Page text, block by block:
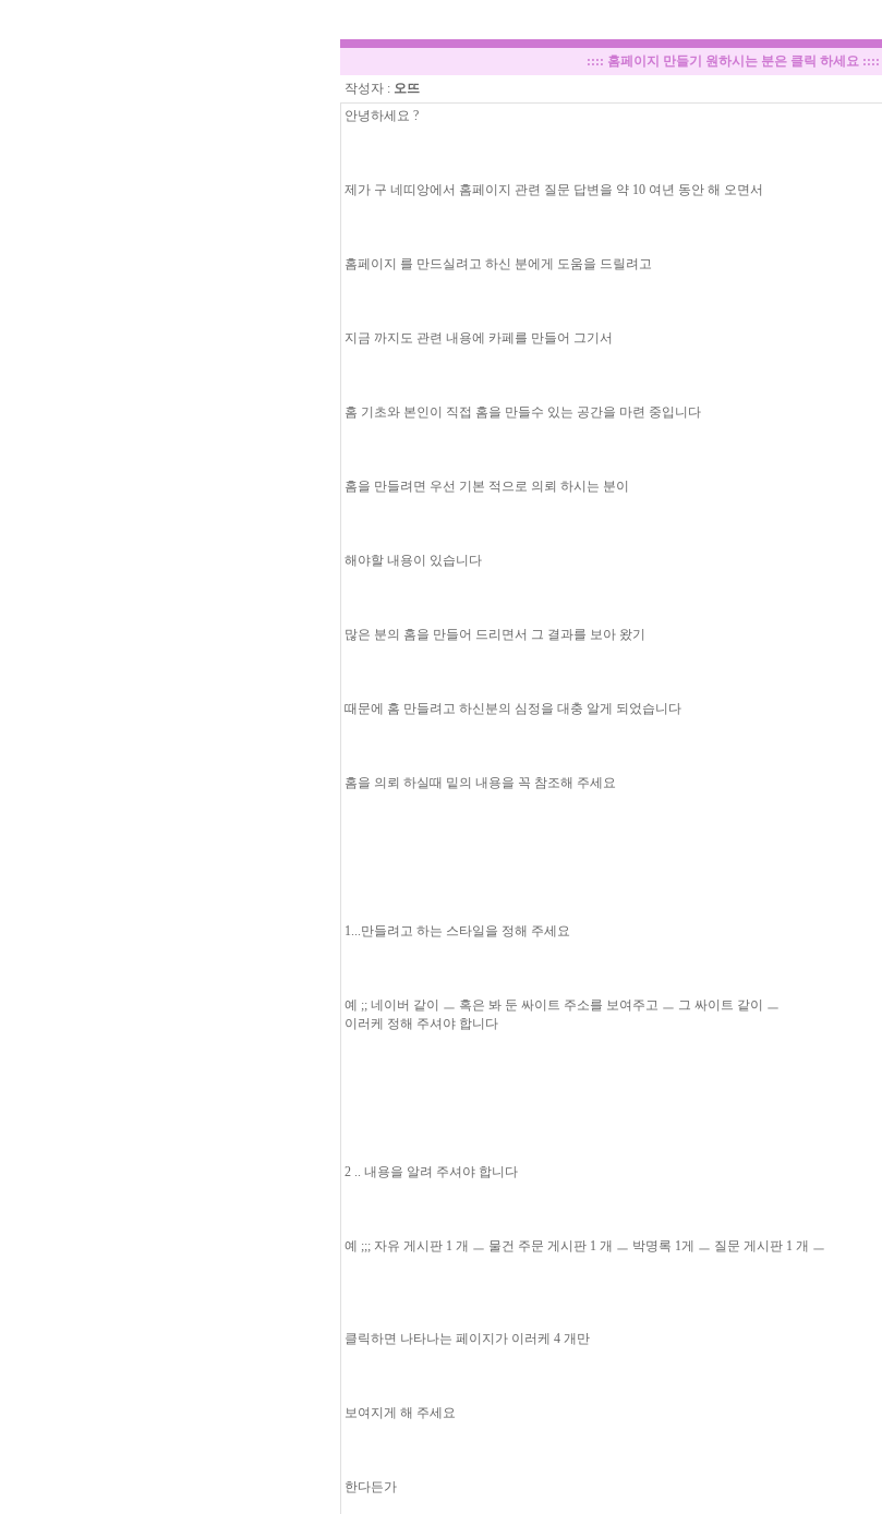
:::: 홈페이지 만들기 원하시는 분은 클릭 하세요::::
작성자 : 오뜨
안녕하세요 ?
제가 구 네띠앙에서 홈페이지 관련 질문 답변을 약 10 여년 동안 해 오면서
홈페이지 를 만드실려고 하신 분에게 도움을 드릴려고
지금 까지도 관련 내용에 카페를 만들어 그기서
홈 기초와 본인이 직접 홈을 만들수 있는 공간을 마련 중입니다
홈을 만들려면 우선 기본 적으로 의뢰 하시는 분이
해야할 내용이 있습니다
많은 분의 홈을 만들어 드리면서 그 결과를 보아 왔기
때문에 홈 만들려고 하신분의 심정을 대충 알게 되었습니다
홈을 의뢰 하실때 밑의 내용을 꼭 참조해 주세요
1...만들려고 하는 스타일을 정해 주세요
예 ;; 네이버 같이 ㅡ 혹은 봐 둔 싸이트 주소를 보여주고 ㅡ 그 싸이트 같이 ㅡ
이러케 정해 주셔야 합니다
2 .. 내용을 알려 주셔야 합니다
예 ;;; 자유 게시판 1 개 ㅡ 물건 주문 게시판 1 개 ㅡ 박명록 1게 ㅡ 질문 게시판 1 개 ㅡ
클릭하면 나타나는 페이지가 이러케 4 개만
보여지게 해 주세요
한다든가